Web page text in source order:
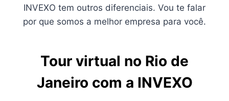
INVEXO tem outros diferenciais. Vou te falar
por que somos a melhor empresa para você.
Tour virtual no Rio de
Janeiro com a INVEXO